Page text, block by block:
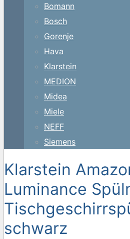
Bomann
Bosch
Gorenje
Hava
Klarstein
MEDION
Midea
Miele
NEFF
Siemens
Klarstein
Luminance
schwarz